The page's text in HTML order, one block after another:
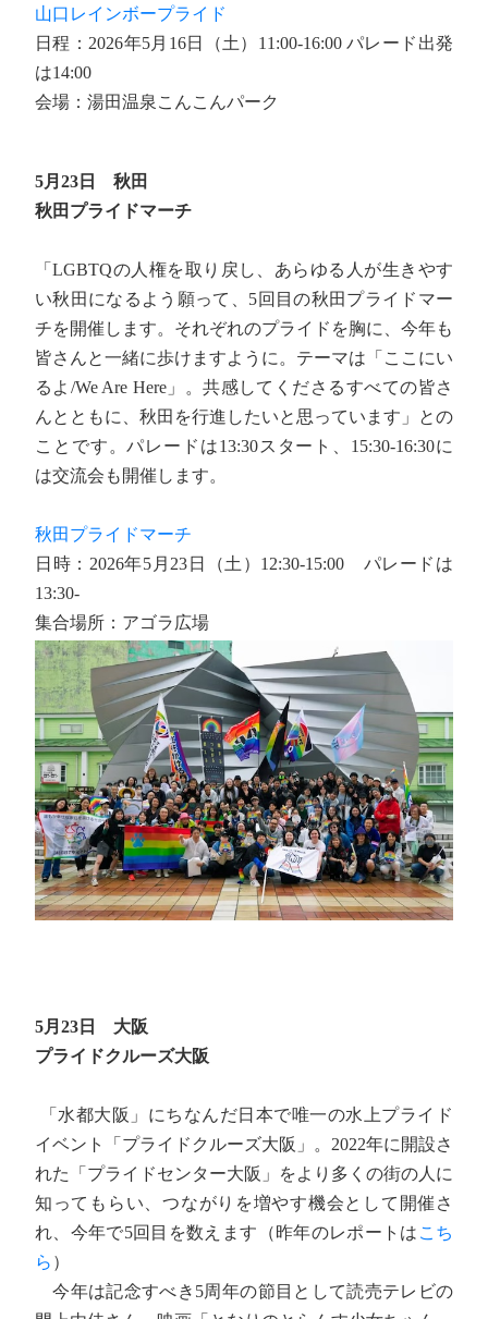
山口レインボープライド
日程：2026年5月16日（土）11:00-16:00 パレード出発
は14:00
会場：湯田温泉こんこんパーク
5月23日 秋田
秋田プライドマーチ
「LGBTQの人権を取り戻し、あらゆる人が生きやす
い秋田になるよう願って、5回目の秋田プライドマー
チを開催します。それぞれのプライドを胸に、今年も
皆さんと一緒に歩けますように。テーマは「ここにい
るよ/We Are Here」。共感してくださるすべての皆さ
んとともに、秋田を行進したいと思っています」との
ことです。パレードは13:30スタート、15:30-16:30に
は交流会も開催します。
秋田プライドマーチ
日時：2026年5月23日（土）12:30-15:00 パレードは
13:30-
集合場所：アゴラ広場
5月23日 大阪
プライドクルーズ大阪
「水都大阪」にちなんだ日本で唯一の水上プライド
イベント「プライドクルーズ大阪」。2022年に開設さ
れた「プライドセンター大阪」をより多くの街の人に
知ってもらい、つながりを増やす機会として開催さ
れ、今年で5回目を数えます（昨年のレポートは こち
ら ）
今年は記念すべき5周年の節目として読売テレビの